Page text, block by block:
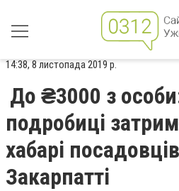
14:38, 8 листопада 2019 р.
До ₴3000 з
подробиці
хабарі
Закарпатті